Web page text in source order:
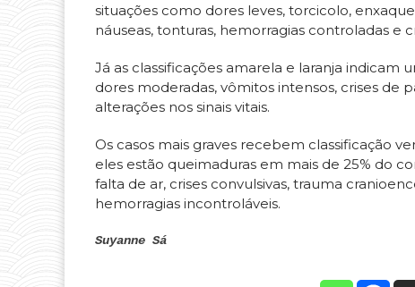
situações como dores leves, torcicolo,
náuseas, tonturas, hemorragias controladas e
Já as classificações amarela e laranja
dores moderadas, vômitos intensos, crises de
alterações nos sinais vitais.
Os casos mais graves recebem classificação
eles estão queimaduras em mais de 25% do
falta de ar, crises convulsivas, trauma
hemorragias incontroláveis.
Suyanne Sá